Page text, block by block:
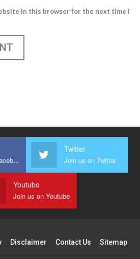
in this browser for the next time I
Join us on Facebook
Twitter
Join us on Twitter
Youtube
Join us on Youtube
Disclaimer Contact Us Sitemap